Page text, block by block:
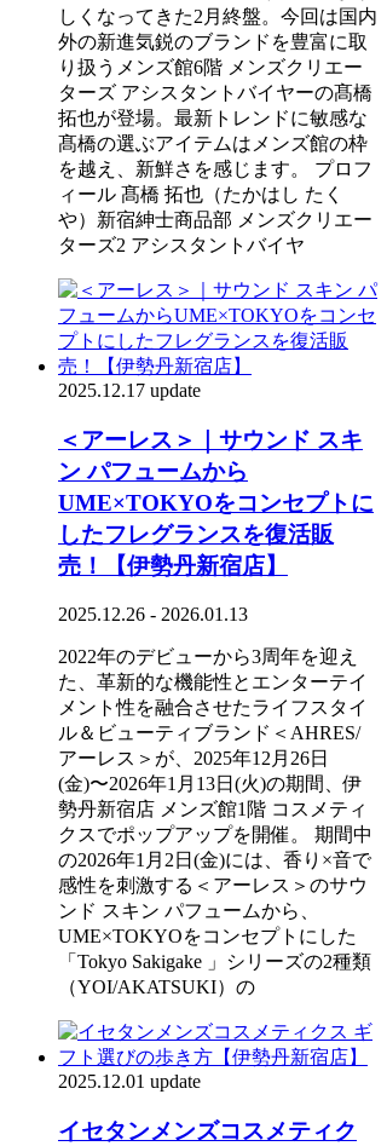
しくなってきた2月終盤。今回は国内
外の新進気鋭のブランドを豊富に取
り扱うメンズ館6階 メンズクリエー
ターズ アシスタントバイヤーの髙橋
拓也が登場。最新トレンドに敏感な
髙橋の選ぶアイテムはメンズ館の枠
を越え、新鮮さを感じます。 プロフ
ィール 髙橋 拓也（たかはし たく
や）新宿紳士商品部 メンズクリエー
ターズ2 アシスタントバイヤ
2025.12.17 update
＜アーレス＞｜サウンド スキ
ン パフュームから
UME×TOKYOをコンセプトに
したフレグランスを復活販
売！【伊勢丹新宿店】
2025.12.26 - 2026.01.13
2022年のデビューから3周年を迎え
た、革新的な機能性とエンターテイ
メント性を融合させたライフスタイ
ル＆ビューティブランド＜AHRES/
アーレス＞が、2025年12月26日
(金)〜2026年1月13日(火)の期間、伊
勢丹新宿店 メンズ館1階 コスメティ
クスでポップアップを開催。 期間中
の2026年1月2日(金)には、香り×音で
感性を刺激する＜アーレス＞のサウ
ンド スキン パフュームから、
UME×TOKYOをコンセプトにした
「Tokyo Sakigake 」シリーズの2種類
（YOI/AKATSUKI）の
2025.12.01 update
イセタンメンズコスメティク